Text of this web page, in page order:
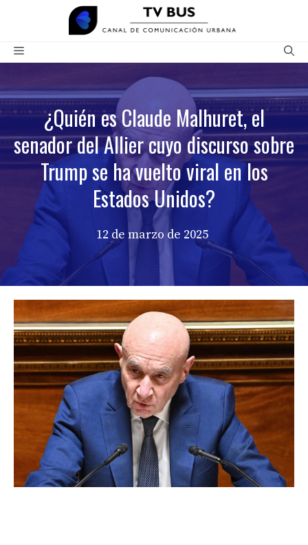
contenido
Menú
¿Quién es Claude Malhuret, el
senador del Allier cuyo discurso sobre
Trump se ha vuelto viral en los
Estados Unidos?
12 de marzo de 2025